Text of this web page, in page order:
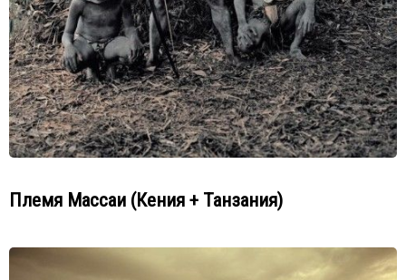
Племя Массаи (Кения + Танзания)